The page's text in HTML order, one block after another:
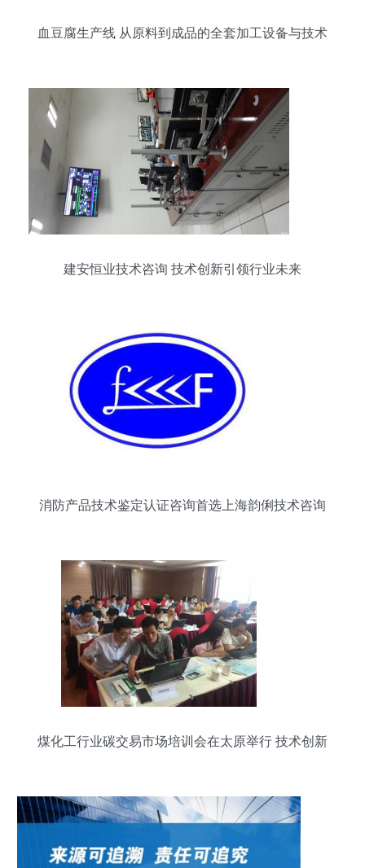
血豆腐生产线 从原料到成品的全套加工设备与技术
建安恒业技术咨询 技术创新引领行业未来
消防产品技术鉴定认证咨询首选上海韵俐技术咨询
煤化工行业碳交易市场培训会在太原举行 技术创新